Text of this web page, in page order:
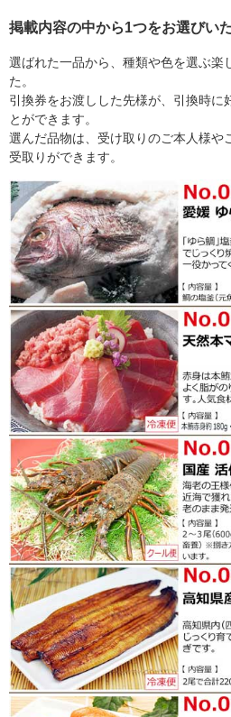
掲載内容の中から1つをお選びい
選ばれた一品から、種類や色を選ぶ楽
た。
引換券をお渡しした先様が、引換時に
とができます。
選んだ品物は、受け取りのご本人様や
受取りができます。